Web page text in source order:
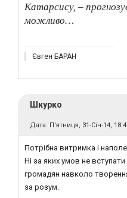
Катарсису, –
можливо…
Євген БАРАН
Шкурко
Дата: П'ятниця, 31-Січ-14,
Потрібна витримка і
Ні за яких умов не
громадян навколо
за розум.